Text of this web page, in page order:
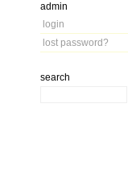
admin
login
lost password?
search